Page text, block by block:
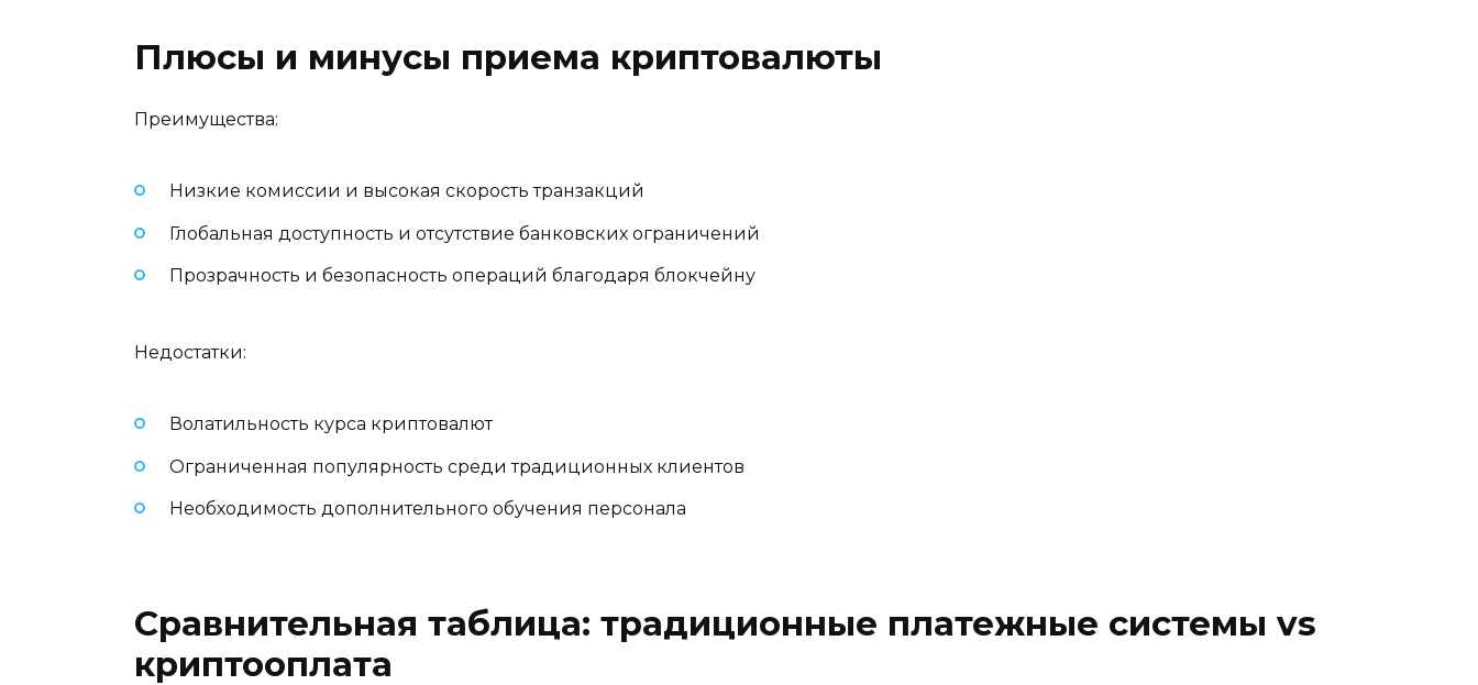
Плюсы и минусы приема криптовалюты
Преимущества:
Низкие комиссии и высокая скорость транзакций
Глобальная доступность и отсутствие банковских ограничений
Прозрачность и безопасность операций благодаря блокчейну
Недостатки:
Волатильность курса криптовалют
Ограниченная популярность среди традиционных клиентов
Необходимость дополнительного обучения персонала
Сравнительная таблица: традиционные платежные системы vs
криптооплата